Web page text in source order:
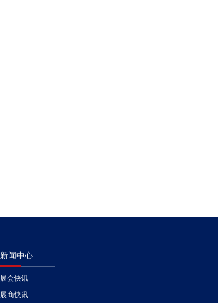
新闻中心
展会快讯
展商快讯